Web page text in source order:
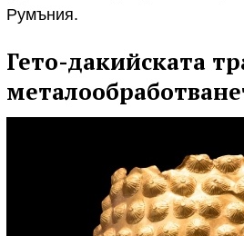
Румъния.
Гето-дакийската